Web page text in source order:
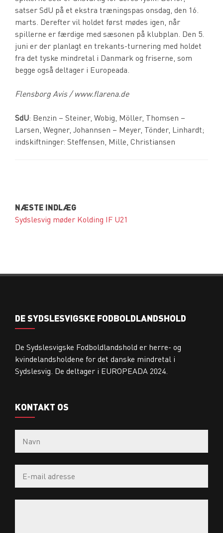
satser SdU på et ekstra træningspas onsdag, den 16.
marts. Derefter vil holdet først mødes igen, når
spillerne er færdige med sæsonen på klubplan. Den 5.
juni er der planlagt en trekants-turnering med holdet
fra det tyske mindretal i Danmark og friserne, som
begge også deltager i Europeada.
Flensborg Avis / www.flarena.de
SdU: Benzin – Steiner, Wobig, Möller, Thomsen –
Larsen, Wegner, Johannsen – Meyer, Tönder, Linhardt;
indskiftninger: Steffensen, Mille, Christiansen
NÆSTE INDLÆG
Sydslesvig møder Kolding IF U21
DE SYDSLESVIGSKE FODBOLDLANDSHOLD
De Sydslesvigske Fodboldlandshold er herre- og
kvindelandsholdene for det danske mindretal i
Sydslesvig. De deltager i EUROPEADA 2024.
KONTAKT OS